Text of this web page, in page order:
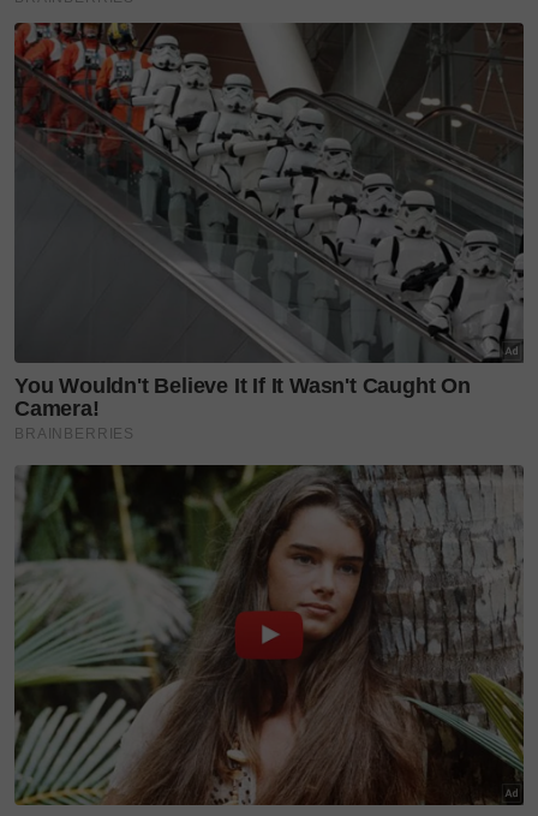
Rupanya ini sebab bapa campak anak ke dalam
laut, alami kecederaan kritikal sebelum
meninggal dunia
'Kami sudah biasa, tak perlu kasihan...' Anak Rita
Rudaini lali hidup tanpa kasih sayang bapa
"Maaf bukan anak, ini suami saya.' Kasih tanpa
batas pasangan OKU, Norazlina dan Mohd
Nazri runtun hati warganet
Jenuh fikir punca anak menggaru, rupanya sebab
alergi kuda! Ayah ini kongsi pengalaman jalani
'Tak kisah siapa hero, saya profesional...' Sophia
Albarakhbah fokus kerjaya bukan kontroversi,